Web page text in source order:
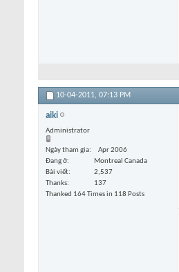
10-04-2011, 07:13 PM
aiki
Administrator
Ngày tham gia
Apr 2006
Đang ở
Montreal Canada
Bài viết
2,537
Thanks
137
Thanked 164 Times in 118 Posts